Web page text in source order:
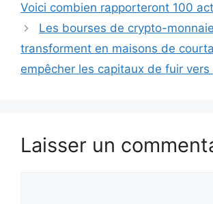
Voici combien rapporteront 100
Les bourses de crypto-
transforment en maisons de
empêcher les capitaux de fuir vers
Laisser un